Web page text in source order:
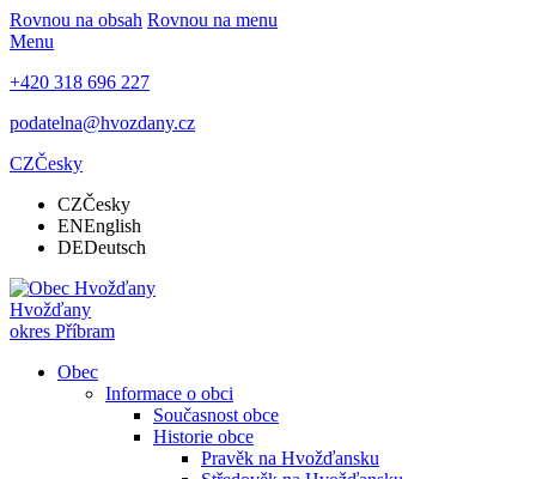
Rovnou na obsah Rovnou na menu
Menu
+420 318 696 227
podatelna@hvozdany.cz
CZČesky
CZČesky
ENEnglish
DEDeutsch
Hvožďany
okres Příbram
Obec
Informace o obci
Současnost obce
Historie obce
Pravěk na Hvožďansku